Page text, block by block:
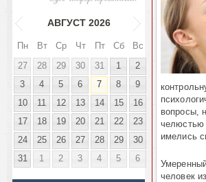
АВГУСТ 2026
Пн Вт Ср Чт Пт Сб
Вс
27
28 29 30 31 1
2
3
4 5 6 7 8
9
10
11 12 13 14 15
16
17
18 19 20 21 22
23
24
25 26 27 28 29
30
31
1 2 3 4 5 6
вопросы,
челюстью
имелись
человек